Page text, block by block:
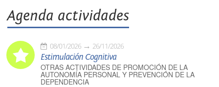
Agenda actividades
08/01/2026 26/11/2026
Estimulación Cognitiva
OTRAS ACTIVIDADES DE PROMOCIÓN DE LA
AUTONOMÍA PERSONAL Y PREVENCIÓN DE LA
DEPENDENCIA